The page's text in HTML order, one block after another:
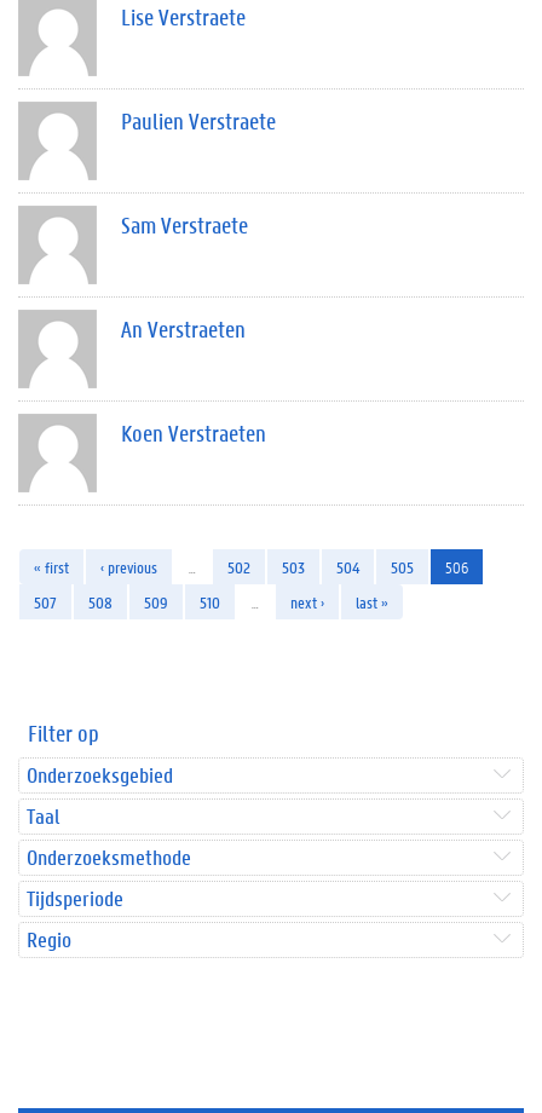
Lise Verstraete
Paulien Verstraete
Sam Verstraete
An Verstraeten
Koen Verstraeten
« first ‹ previous 502 503 504 505
506
507
508 509 510 next › last »
Filter op
Onderzoeksgebied
Taal
Onderzoeksmethode
Tijdsperiode
Regio